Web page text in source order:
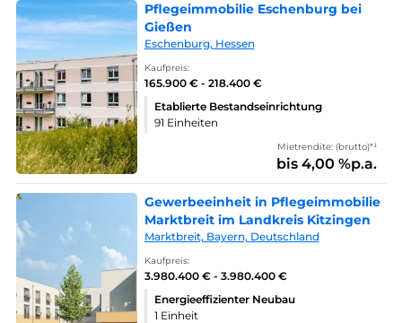
Pflegeimmobilie Eschenburg bei
Gießen
Eschenburg, Hessen
Kaufpreis:
165.900 € - 218.400 €
Etablierte Bestandseinrichtung
91 Einheiten
Mietrendite: (brutto)*¹
bis 4,00 %p.a.
Gewerbeeinheit in Pflegeimmobilie
Marktbreit im Landkreis Kitzingen
Marktbreit, Bayern, Deutschland
Kaufpreis:
3.980.400 € - 3.980.400 €
Energieeffizienter Neubau
1 Einheit